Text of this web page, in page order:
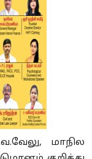
மாநில